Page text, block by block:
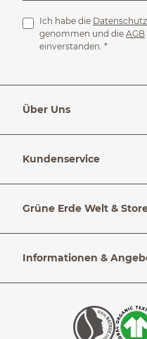
Ich habe die
genommen und die AGB
einverstanden. *
Über Uns
Kundenservice
Grüne Erde Welt &
Informationen &